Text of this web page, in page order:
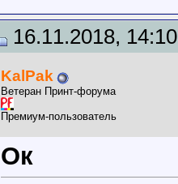
16.11.2018, 14:10
KalPak
Ветеран Принт-форума
Премиум-пользователь
Ок